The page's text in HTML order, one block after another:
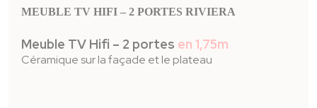
MEUBLE TV HIFI – 2 PORTES RIVIERA
Meuble TV Hifi – 2 portes en 1,75m
Céramique sur la façade et le plateau